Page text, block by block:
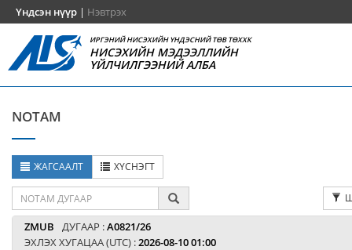
Үндсэн нүүр | Нэвтрэх
ИРГЭНИЙ НИСЭХИЙН ҮНДЭСНИЙ ТӨВ ТӨХХК
НИСЭХИЙН МЭДЭЭЛЛИЙН
ҮЙЛЧИЛГЭЭНИЙ АЛБА
NOTAM
ЖАГСААЛТ ХҮСНЭГТ
ZMUB ДУГААР :A0821/26
ЭХЛЭХ ХУГАЦАА (UTC) :2026-08-10 01:00